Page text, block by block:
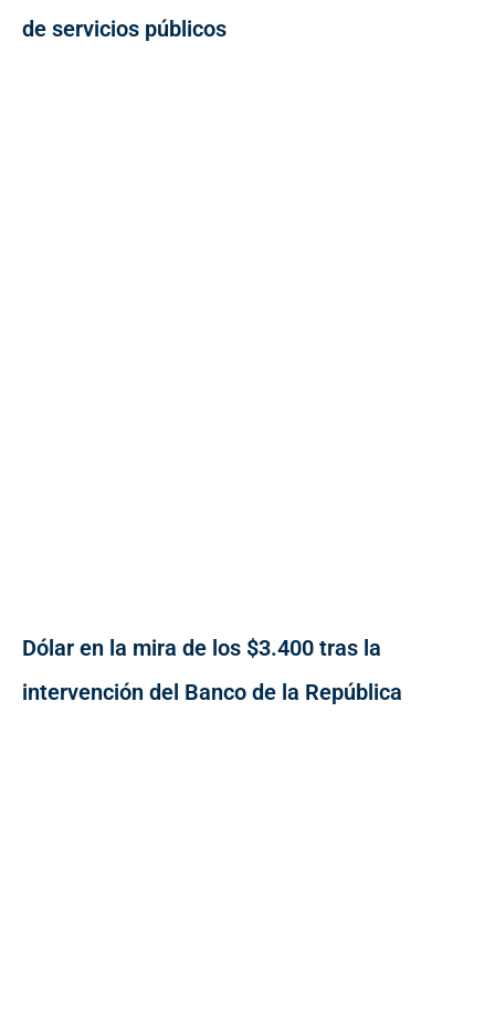
de servicios públicos
Dólar en la mira de los $3.400 tras la
intervención del Banco de la República